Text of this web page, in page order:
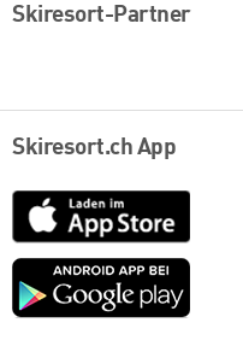
Skiresort-Partner
Skiresort.ch App
App
Store
Google